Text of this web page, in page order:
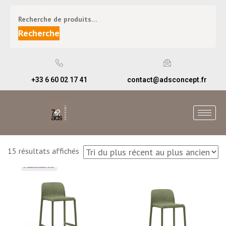
Recherche
+33 6 60 02 17 41 contact@adsconcept.fr
15 résultats affichés